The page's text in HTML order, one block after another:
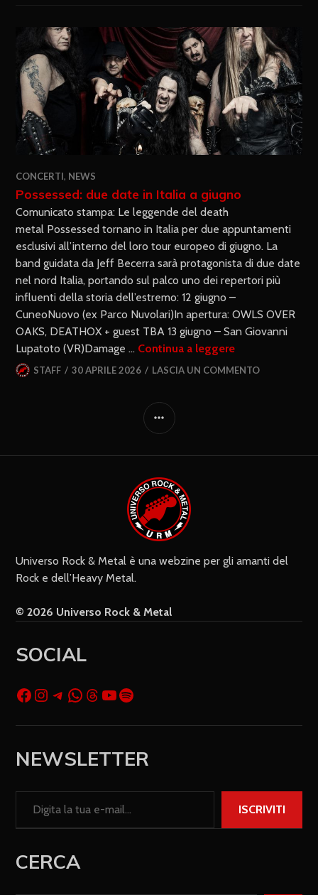
CONCERTI, NEWS
Possessed: due date in Italia a giugno
Comunicato stampa: Le leggende del death
metal Possessed tornano in Italia per due appuntamenti
esclusivi all’interno del loro tour europeo di giugno. La
band guidata da Jeff Becerra sarà protagonista di due date
nel nord Italia, portando sul palco uno dei repertori più
influenti della storia dell’estremo: 12 giugno –
CuneoNuovo (ex Parco Nuvolari)In apertura: OWLS OVER
OAKS, DEATHOX + guest TBA 13 giugno – San Giovanni
Lupatoto (VR)Damage … Continua a leggere
STAFF 30 APRILE 2026 LASCIA UN COMMENTO
Universo Rock & Metal è una webzine per gli amanti del
Rock e dell’Heavy Metal.
© 2026 Universo Rock & Metal
SOCIAL
NEWSLETTER
ISCRIVITI
CERCA